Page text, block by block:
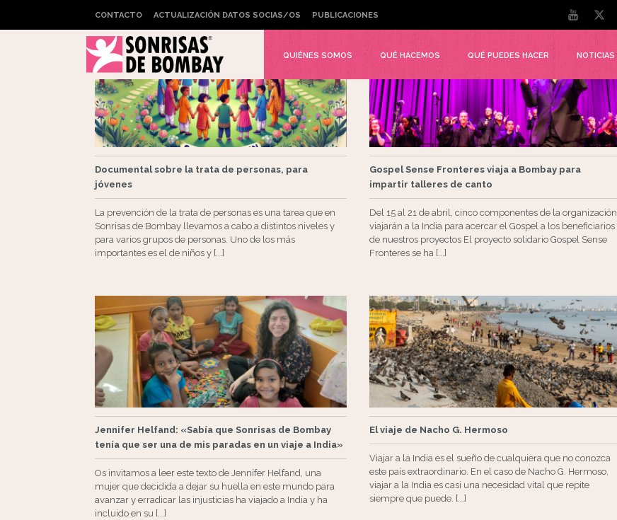
CONTACTO ACTUALIZACIÓN DATOS SOCIAS/OS PUBLICACIONES
QUIÉNES SOMOS QUÉ HACEMOS QUÉ PUEDES HACER NOTICIAS
Documental sobre la trata de personas, para
jóvenes
La prevención de la trata de personas es una tarea que en
Sonrisas de Bombay llevamos a cabo a distintos niveles y
para varios grupos de personas. Uno de los más
importantes es el de niños y [...]
Gospel Sense Fronteres viaja a Bombay para
impartir talleres de canto
Del 15 al 21 de abril, cinco componentes de la organización
viajarán a la India para acercar el Gospel a los beneficiarios
de nuestros proyectos El proyecto solidario Gospel Sense
Fronteres se ha [...]
Jennifer Helfand: «Sabía que Sonrisas de Bombay
tenía que ser una de mis paradas en un viaje a India»
Os invitamos a leer este texto de Jennifer Helfand, una
mujer que decidida a dejar su huella en este mundo para
avanzar y erradicar las injusticias ha viajado a India y ha
incluido en su [...]
El viaje de Nacho G. Hermoso
Viajar a la India es el sueño de cualquiera que no conozca
este país extraordinario. En el caso de Nacho G. Hermoso,
viajar a la India es casi una necesidad vital que repite
siempre que puede. [...]